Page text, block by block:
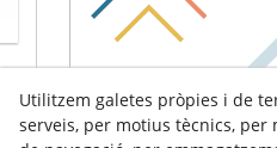
Utilitzem galetes pròpies i de
serveis, per motius tècnics,